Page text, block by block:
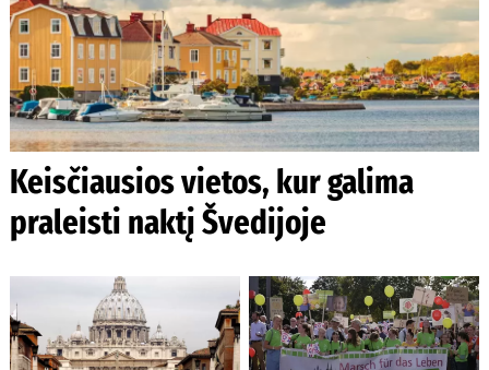
Keisčiausios vietos, kur galima
praleisti naktį Švedijoje